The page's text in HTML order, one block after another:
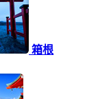
箱根